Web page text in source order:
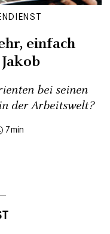
einfach
bei seinen
der Arbeitswelt?
7